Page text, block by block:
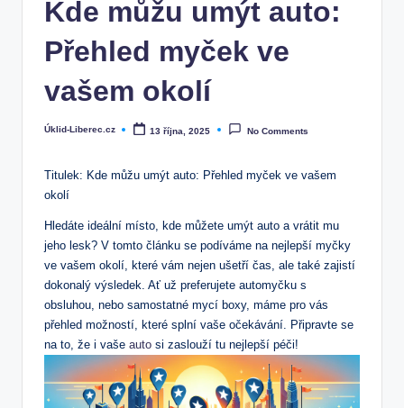
Kde můžu umýt auto:
Přehled myček ve
vašem okolí
Posted
Úklid-Liberec.cz 13 října, 2025 No Comments
Titulek: Kde můžu umýt auto: Přehled myček ve vašem
okolí
Hledáte ideální místo, kde můžete umýt auto a vrátit mu
jeho lesk? V tomto článku se podíváme na nejlepší myčky
ve vašem okolí, které vám nejen ušetří čas, ale také zajistí
dokonalý výsledek. Ať už preferujete automyčku s
obsluhou, nebo samostatné mycí boxy, máme pro vás
přehled možností, které splní vaše očekávání. Připravte se
na to, že i vaše auto si zaslouží tu nejlepší péči!